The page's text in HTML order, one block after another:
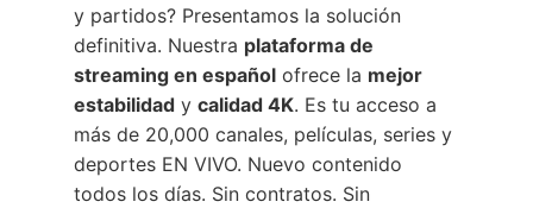
y partidos? Presentamos la solución
definitiva. Nuestra plataforma de
streaming en español ofrece la mejor
estabilidad ycalidad 4K. Es tu acceso a
más de 20,000 canales, películas, series y
deportes EN VIVO. Nuevo contenido
todos los días. Sin contratos. Sin